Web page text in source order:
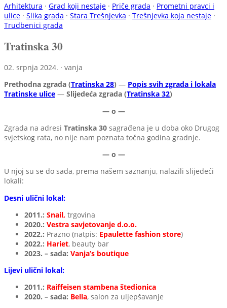
Arhitektura · Grad koji nestaje · Priče grada · Prometni pravci i
ulice · Slika grada · Stara Trešnjevka · Trešnjevka koja nestaje ·
Trudbenici grada
Tratinska 30
02. srpnja 2024. · vanja
Prethodna zgrada (Tratinska 28) — Popis svih zgrada i lokala
Tratinske ulice — Slijedeća zgrada (Tratinska 32)
— o —
Zgrada na adresi Tratinska 30 sagrađena je u doba oko Drugog
svjetskog rata, no nije nam poznata točna godina gradnje.
— o —
U njoj su se do sada, prema našem saznanju, nalazili slijedeći
lokali:
Desni ulični lokal:
2011.: Snail, trgovina
2020.: Vestra savjetovanje d.o.o.
2022.: Prazno (natpis: Epaulette fashion store)
2022.: Hariet, beauty bar
2023. – sada: Vanja’s boutique
Lijevi ulični lokal:
2011.: Raiffeisen stambena štedionica
2020. – sada: Bella, salon za uljepšavanje